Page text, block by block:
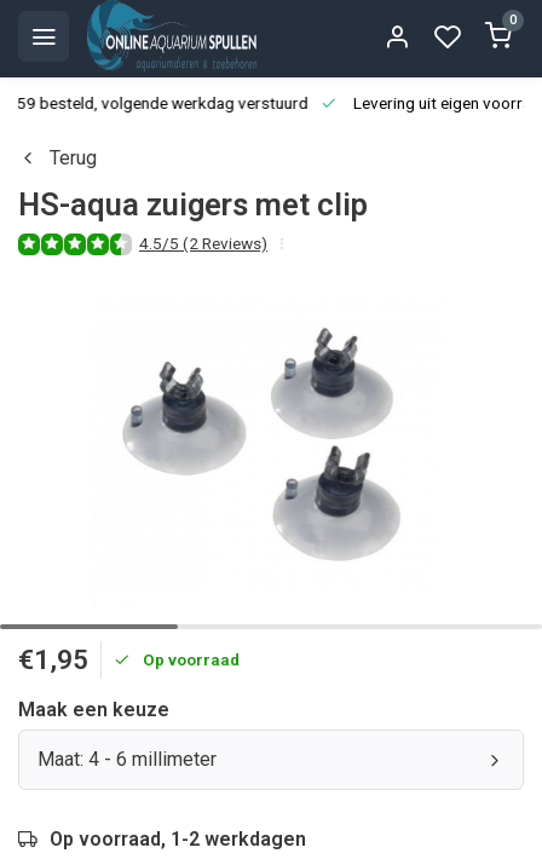
0
besteld, volgende werkdag verstuurd Levering uit eigen
Terug
HS-aqua zuigers met clip
4.5/5 (2 Reviews)
€1,95 Op voorraad
Maak een keuze
Maat: 4 - 6 millimeter
Op voorraad, 1-2 werkdagen